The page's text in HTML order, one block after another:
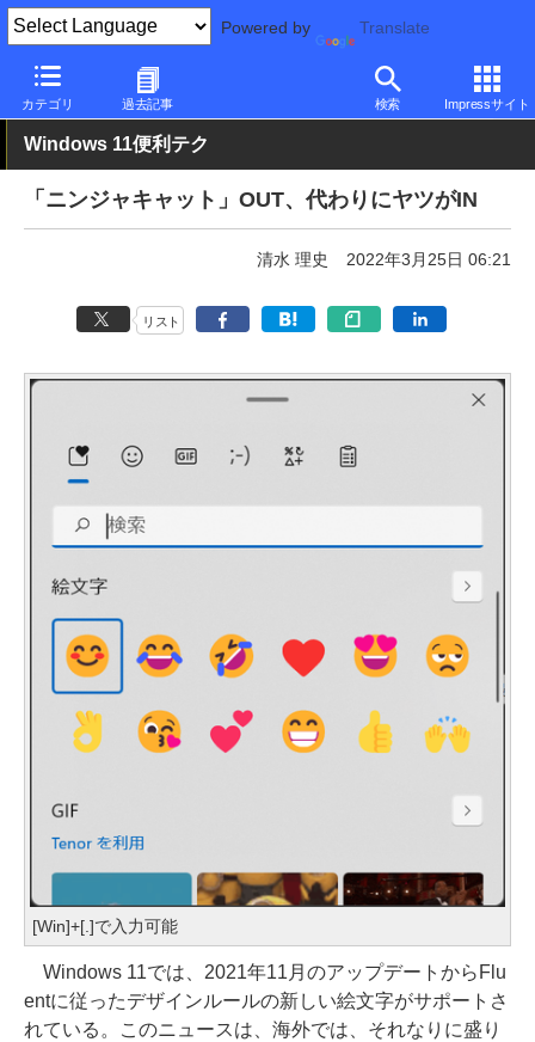
Powered by Translate
カテゴリ 過去記事 検索 Impressサイト
PC Watch ソフトウェア/アプリ 新バージョン
Windows 11便利テク
「ニンジャキャット」OUT、代わりにヤツがIN
清水 理史 2022年3月25日 06:21
リスト
[Win]+[.]で入力可能
Windows 11では、2021年11月のアップデートからFlu
entに従ったデザインルールの新しい絵文字がサポートさ
れている。このニュースは、海外では、それなりに盛り